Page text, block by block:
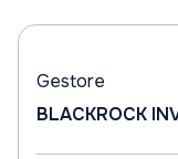
Gestore
BLACKROCK